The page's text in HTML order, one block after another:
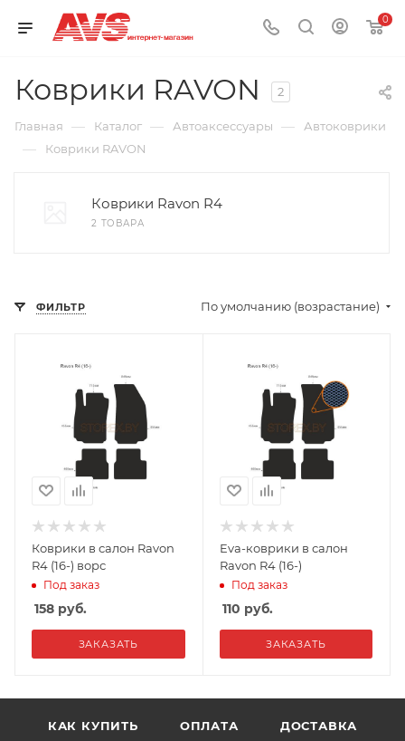
0
Коврики RAVON 2
Главная — Каталог — Автоаксессуары — Автоковрики
— Коврики RAVON
Коврики Ravon R4
2 ТОВАРА
ФИЛЬТР По умолчанию (возрастание)
Коврики в салон Ravon
R4 (16-) ворс
Под заказ
158 руб.
ЗАКАЗАТЬ
Eva-коврики в салон
Ravon R4 (16-)
Под заказ
110 руб.
ЗАКАЗАТЬ
КАК КУПИТЬ ОПЛАТА ДОСТАВКА